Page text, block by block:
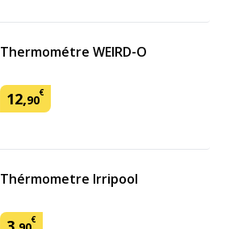
Thermométre WEIRD-O
12,90€
Thérmometre Irripool
€